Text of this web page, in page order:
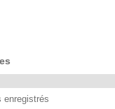
enregistrés